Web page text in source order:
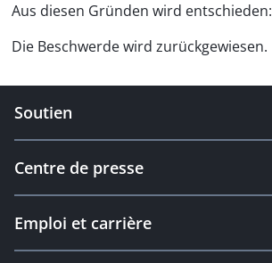
Aus diesen Gründen wird entschieden:
Die Beschwerde wird zurückgewiesen.
Soutien
Centre de presse
Emploi et carrière